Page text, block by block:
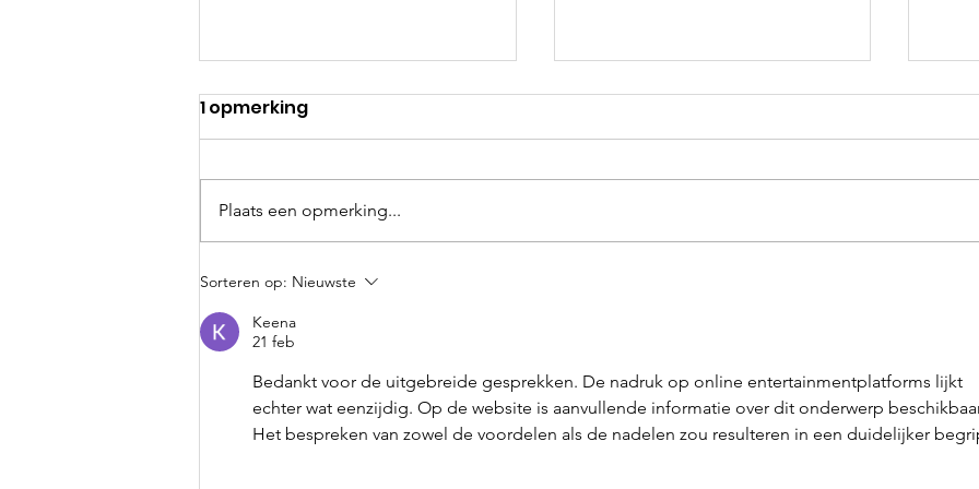
Zwanger na het gebruik
van Inofolic®: dit is ons
verhaal
1 opmerking
Plaats een opmerking...
Sorteren op: Nieuwste
Keena
21 feb
Bedankt voor de uitgebreide gesprekken. De nadruk op online entertainmentplatforms lijkt
echter wat eenzijdig. Op de website is aanvullende informatie over dit onderwerp
Het bespreken van zowel de voordelen als de nadelen zou resulteren in een duidelijker